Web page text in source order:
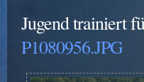
Jugend trainiert
P1080956.JPG